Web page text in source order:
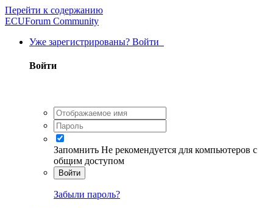
Перейти к содержанию
ECUForum Community
Уже зарегистрированы? Войти
Войти
Запомнить Не рекомендуется для компьютеров с
общим доступом
Войти
Забыли пароль?